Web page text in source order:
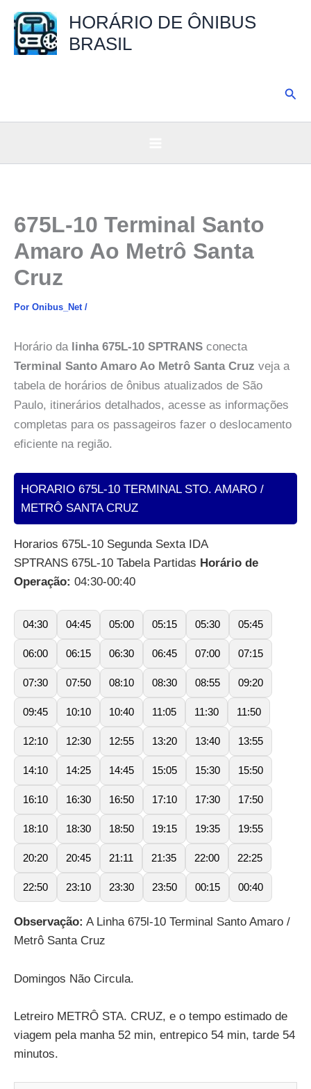
para
HORÁRIO DE ÔNIBUS
BRASIL
675L-10 Terminal Santo
Amaro Ao Metrô Santa
Cruz
Por Onibus_Net /
Horário da linha 675L-10 SPTRANS conecta
Terminal Santo Amaro Ao Metrô Santa Cruz veja a
tabela de horários de ônibus atualizados de São
Paulo, itinerários detalhados, acesse as informações
completas para os passageiros fazer o deslocamento
eficiente na região.
HORARIO 675L-10 TERMINAL STO. AMARO /
METRÔ SANTA CRUZ
Horarios 675L-10 Segunda Sexta IDA
SPTRANS 675L-10 Tabela Partidas Horário de
Operação: 04:30-00:40
04:30 04:45 05:00 05:15 05:30 05:45
06:00 06:15 06:30 06:45 07:00 07:15
07:30 07:50 08:10 08:30 08:55 09:20
09:45 10:10 10:40 11:05 11:30 11:50
12:10 12:30 12:55 13:20 13:40 13:55
14:10 14:25 14:45 15:05 15:30 15:50
16:10 16:30 16:50 17:10 17:30 17:50
18:10 18:30 18:50 19:15 19:35 19:55
20:20 20:45 21:11 21:35 22:00 22:25
22:50 23:10 23:30 23:50 00:15 00:40
Observação: A Linha 675l-10 Terminal Santo Amaro /
Metrô Santa Cruz
Domingos Não Circula.
Letreiro METRÔ STA. CRUZ, e o tempo estimado de
viagem pela manha 52 min, entrepico 54 min, tarde 54
minutos.